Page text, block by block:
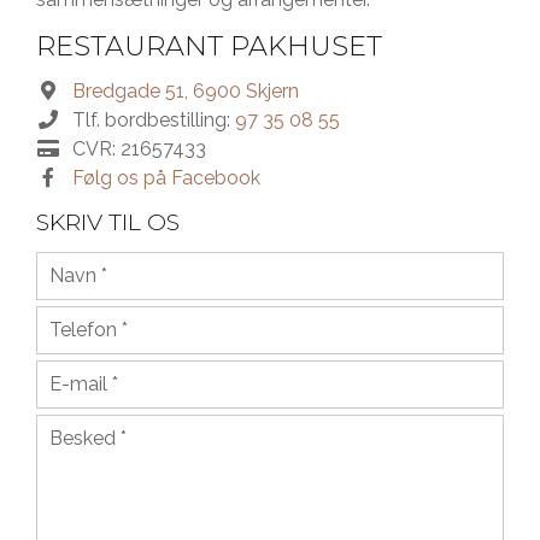
Nyhedsbrev
Job
RESTAURANT PAKHUSET
Bredgade 51, 6900 Skjern
Tlf. bordbestilling: 97 35 08 55
CVR: 21657433
Følg os på Facebook
SKRIV TIL OS
NAVN
TELEFON
E-MAIL
BESKED